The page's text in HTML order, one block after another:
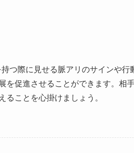
つ際に見せる脈アリのサインや
を促進させることができます。相
ることを心掛けましょう。